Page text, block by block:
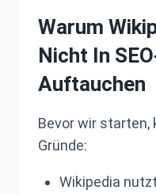
Warum
Nicht In
Auftauchen
Bevor wir
Gründe:
Wikipedia